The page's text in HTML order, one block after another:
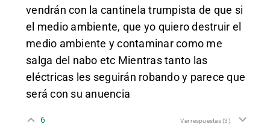
vendrán con la cantinela trumpista de que si
el medio ambiente, que yo quiero destruir el
medio ambiente y contaminar como me
salga del nabo etc Mientras tanto las
eléctricas les seguirán robando y parece que
será con su anuencia
6 Ver respuestas(3)